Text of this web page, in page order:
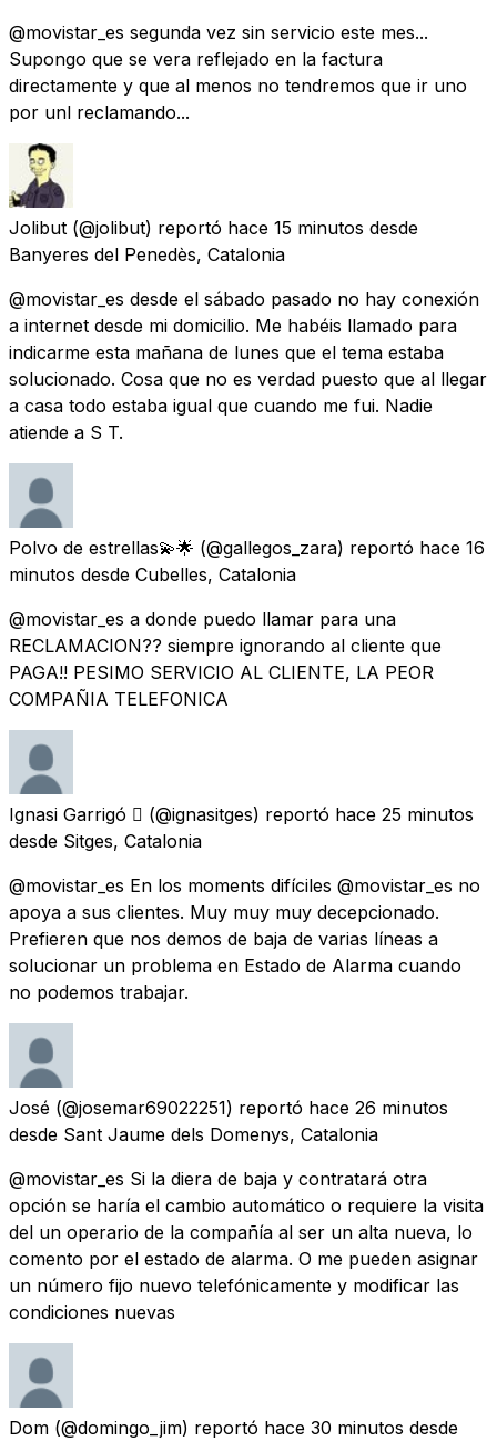
@movistar_es segunda vez sin servicio este mes...
Supongo que se vera reflejado en la factura
directamente y que al menos no tendremos que ir uno
por unl reclamando...
Jolibut (@jolibut) reportó hace 15 minutos desde
Banyeres del Penedès, Catalonia
@movistar_es desde el sábado pasado no hay conexión
a internet desde mi domicilio. Me habéis llamado para
indicarme esta mañana de lunes que el tema estaba
solucionado. Cosa que no es verdad puesto que al llegar
a casa todo estaba igual que cuando me fui. Nadie
atiende a S T.
Polvo de estrellas💫🌟 (@gallegos_zara) reportó hace 16
minutos desde Cubelles, Catalonia
@movistar_es a donde puedo llamar para una
RECLAMACION?? siempre ignorando al cliente que
PAGA!! PESIMO SERVICIO AL CLIENTE, LA PEOR
COMPAÑIA TELEFONICA
Ignasi Garrigó  (@ignasitges) reportó hace 25 minutos
desde Sitges, Catalonia
@movistar_es En los moments difíciles @movistar_es no
apoya a sus clientes. Muy muy muy decepcionado.
Prefieren que nos demos de baja de varias líneas a
solucionar un problema en Estado de Alarma cuando
no podemos trabajar.
José (@josemar69022251) reportó hace 26 minutos
desde Sant Jaume dels Domenys, Catalonia
@movistar_es Si la diera de baja y contratará otra
opción se haría el cambio automático o requiere la visita
del un operario de la compañía al ser un alta nueva, lo
comento por el estado de alarma. O me pueden asignar
un número fijo nuevo telefónicamente y modificar las
condiciones nuevas
Dom (@domingo_jim) reportó hace 30 minutos desde